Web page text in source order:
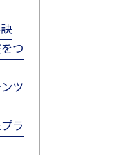
つ
ツ
ラ